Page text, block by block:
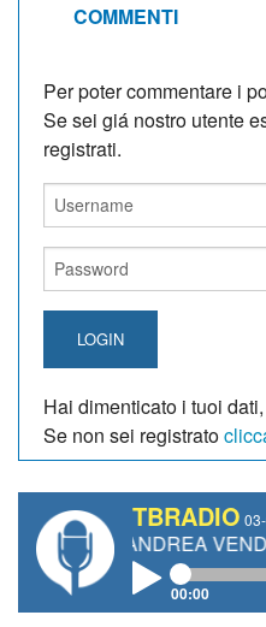
COMMENTI
Per poter commentare i
Se sei giá nostro utente
registrati.
LOGIN
Hai dimenticato i tuoi dati,
Se non sei registrato
TBRADIO
ANDREA VENDRAME,
00:00